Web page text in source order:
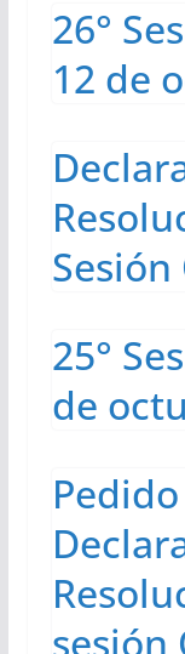
26°
12 de
25°
de
sesión